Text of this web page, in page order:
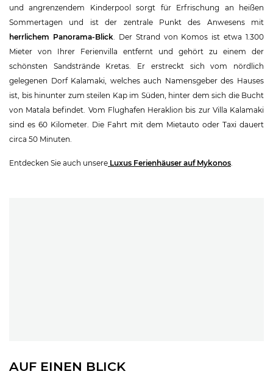
und angrenzendem Kinderpool sorgt für Erfrischung an heißen
Sommertagen und ist der zentrale Punkt des Anwesens mit
herrlichem Panorama-Blick . Der Strand von Komos ist etwa 1.300
Mieter von Ihrer Ferienvilla entfernt und gehört zu einem der
schönsten Sandstrände Kretas. Er erstreckt sich vom nördlich
gelegenen Dorf Kalamaki, welches auch Namensgeber des Hauses
ist, bis hinunter zum steilen Kap im Süden, hinter dem sich die Bucht
von Matala befindet. Vom Flughafen Heraklion bis zur Villa Kalamaki
sind es 60 Kilometer. Die Fahrt mit dem Mietauto oder Taxi dauert
circa 50 Minuten.
Entdecken Sie auch unsere Luxus Ferienhäuser auf Mykonos
AUF EINEN BLICK